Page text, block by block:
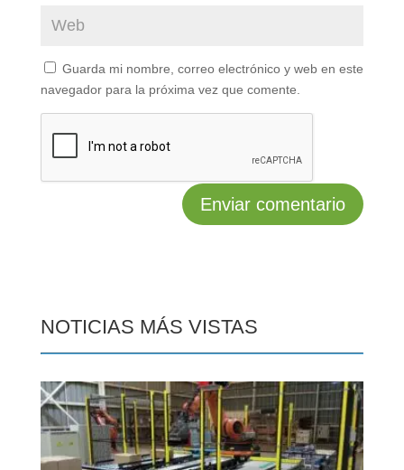
Guarda mi nombre, correo electrónico y web en este
navegador para la próxima vez que comente.
NOTICIAS MÁS VISTAS